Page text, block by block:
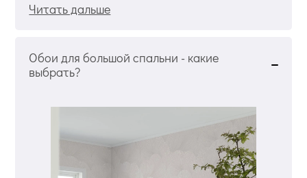
Читать дальше
Обои для большой спальни - какие
выбрать?